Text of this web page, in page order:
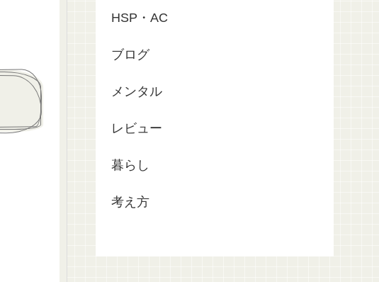
HSP・AC
ブログ
メンタル
レビュー
暮らし
考え方